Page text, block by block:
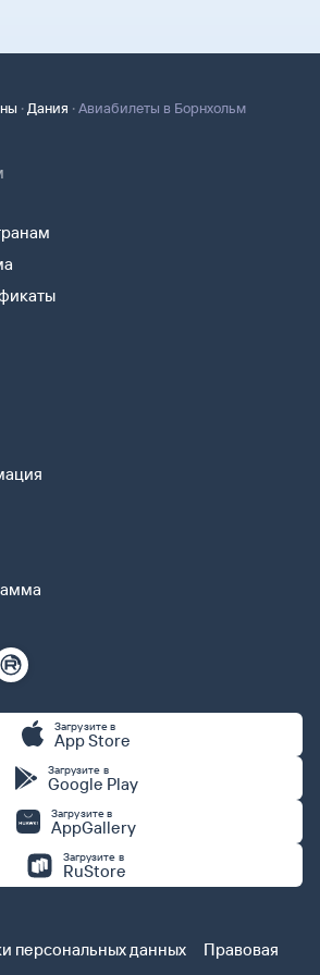
· Дания ·Авиабилеты в Борнхольм
Загрузите в
App Store
Загрузите в
Google Play
Загрузите в
AppGallery
Загрузите в
RuStore
персональных данных
Правовая